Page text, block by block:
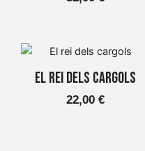
El rei dels cargols
22,00 €